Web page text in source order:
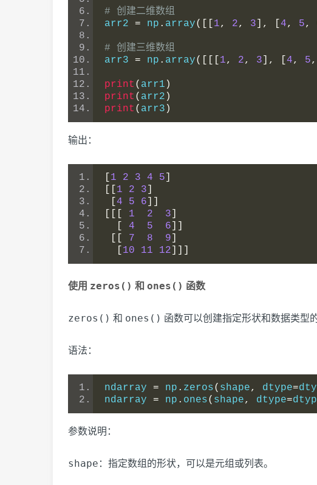
# 创建二维数组
arr2 = np . array([[ 1, 2, 3 ], 4, 5,
# 创建三维数组
arr3 = np . array([[[ 1, 2, 3 ], 4, 5,
print ( arr1 )
print ( arr2 )
print ( arr3 )
输出：
1 2 3 4 5
1 2 3
4 5 6
1 2 3
4 5 6
7 8 9
10 11 12
使用 zeros() 和 ones() 函数
zeros() 和 ones() 函数可以创建指定形状和数据类型
语法：
ndarray = np . zeros( shape, dtype=
ndarray = np . ones( shape, dtype=
参数说明：
shape ：指定数组的形状，可以是元组或列表。